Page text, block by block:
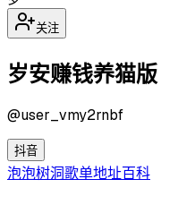
关注
岁安赚钱养猫版
@user_vmy2rnbf
抖音
泡泡树洞歌单地址百科